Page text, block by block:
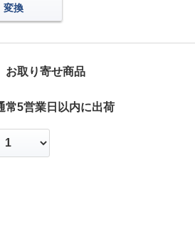
変換
お取り寄せ商品
常5営業日以内に出荷